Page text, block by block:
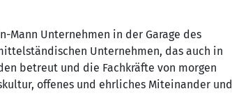
Mann Unternehmen in der Garage des
Unternehmen, das auch in
betreut und die Fachkräfte von morgen
offenes und ehrliches Miteinander und